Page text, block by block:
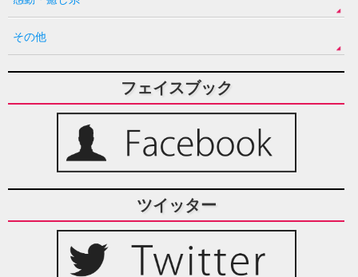
その他
フェイスブック
ツイッター